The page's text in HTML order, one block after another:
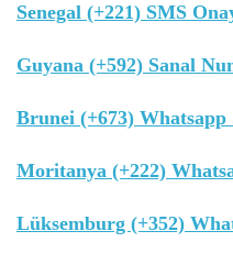
Senegal (+221) SMS
Guyana (+592) Sanal
Brunei (+673) Whatsapp
Moritanya (+222)
Lüksemburg (+352)